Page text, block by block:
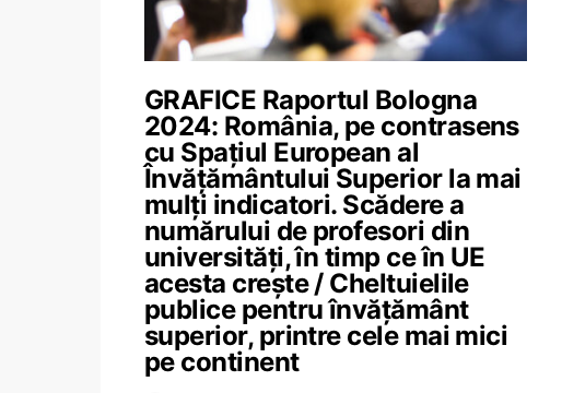
GRAFICE Raportul Bologna
2024: România, pe contrasens
cu Spațiul European al
Învățământului Superior la mai
mulți indicatori. Scădere a
numărului de profesori din
universități, în timp ce în UE
acesta crește / Cheltuielile
publice pentru învățământ
superior, printre cele mai mici
pe continent